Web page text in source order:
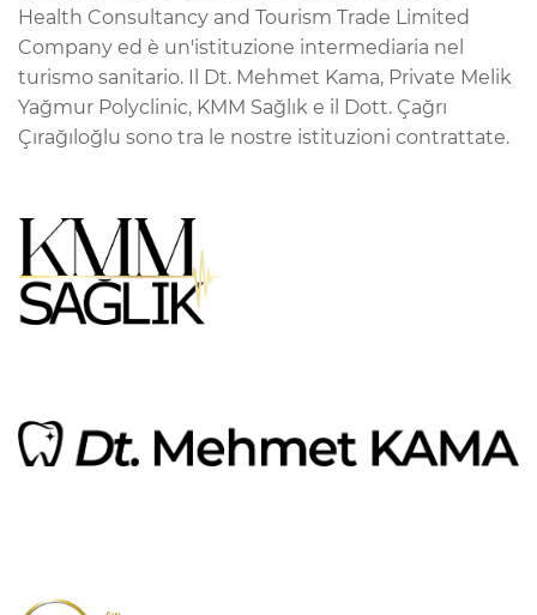
Health Consultancy and Tourism Trade Limited
Company ed è un'istituzione intermediaria nel
turismo sanitario. Il Dt. Mehmet Kama, Private Melik
Yağmur Polyclinic, KMM Sağlık e il Dott. Çağrı
Çırağıloğlu sono tra le nostre istituzioni contrattate.